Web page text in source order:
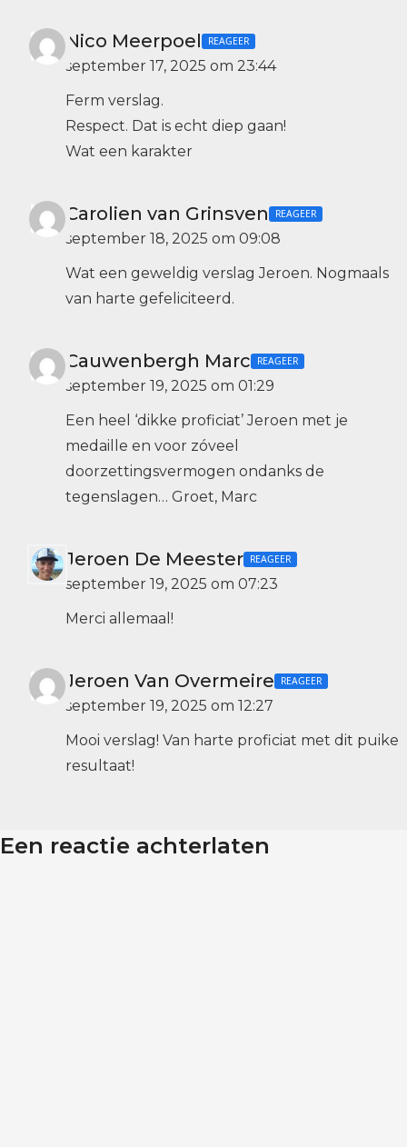
Nico Meerpoel REAGEER
september 17, 2025 om 23:44
Ferm verslag.
Respect. Dat is echt diep gaan!
Wat een karakter
Carolien van Grinsven REAGEER
september 18, 2025 om 09:08
Wat een geweldig verslag Jeroen. Nogmaals
van harte gefeliciteerd.
Cauwenbergh Marc REAGEER
september 19, 2025 om 01:29
Een heel ‘dikke proficiat’ Jeroen met je
medaille en voor zóveel
doorzettingsvermogen ondanks de
tegenslagen… Groet, Marc
Jeroen De Meester REAGEER
september 19, 2025 om 07:23
Merci allemaal!
Jeroen Van Overmeire REAGEER
september 19, 2025 om 12:27
Mooi verslag! Van harte proficiat met dit puike
resultaat!
Een reactie achterlaten